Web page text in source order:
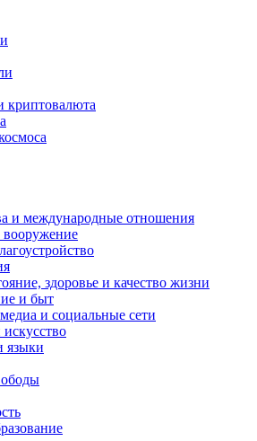
криптовалюта
и международные отношения
здоровье и качество жизни
и быт
и социальные сети
искусство
языки